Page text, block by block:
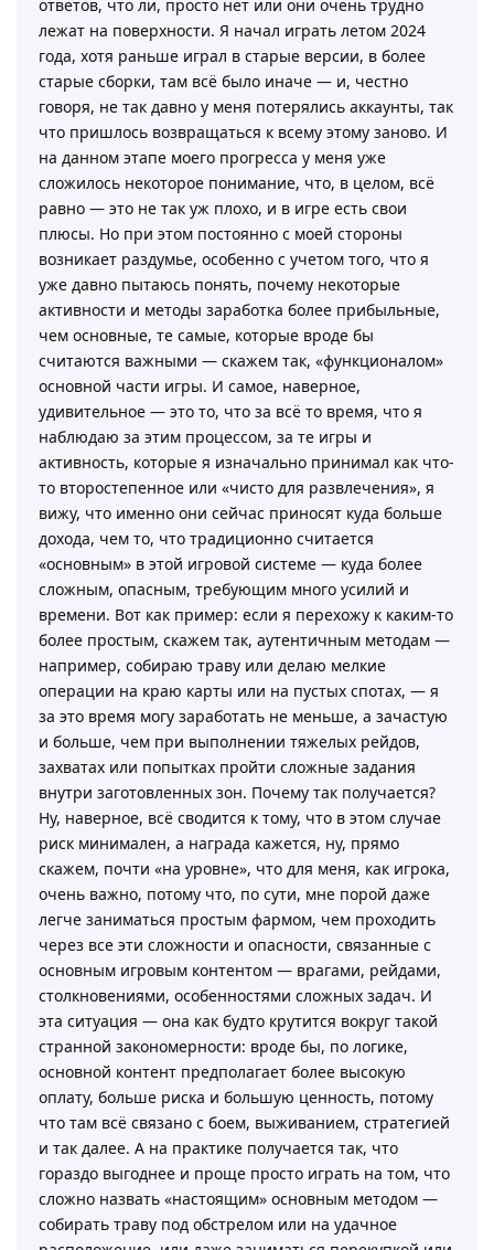
ответов, что ли, просто нет или они очень трудно
лежат на поверхности. Я начал играть летом 2024
года, хотя раньше играл в старые версии, в более
старые сборки, там всё было иначе — и, честно
говоря, не так давно у меня потерялись аккаунты, так
что пришлось возвращаться к всему этому заново. И
на данном этапе моего прогресса у меня уже
сложилось некоторое понимание, что, в целом, всё
равно — это не так уж плохо, и в игре есть свои
плюсы. Но при этом постоянно с моей стороны
возникает раздумье, особенно с учетом того, что я
уже давно пытаюсь понять, почему некоторые
активности и методы заработка более прибыльные,
чем основные, те самые, которые вроде бы
считаются важными — скажем так, «функционалом»
основной части игры. И самое, наверное,
удивительное — это то, что за всё то время, что я
наблюдаю за этим процессом, за те игры и
активность, которые я изначально принимал как что-
то второстепенное или «чисто для развлечения», я
вижу, что именно они сейчас приносят куда больше
дохода, чем то, что традиционно считается
«основным» в этой игровой системе — куда более
сложным, опасным, требующим много усилий и
времени. Вот как пример: если я перехожу к каким-то
более простым, скажем так, аутентичным методам —
например, собираю траву или делаю мелкие
операции на краю карты или на пустых спотах, — я
за это время могу заработать не меньше, а зачастую
и больше, чем при выполнении тяжелых рейдов,
захватах или попытках пройти сложные задания
внутри заготовленных зон. Почему так получается?
Ну, наверное, всё сводится к тому, что в этом случае
риск минимален, а награда кажется, ну, прямо
скажем, почти «на уровне», что для меня, как игрока,
очень важно, потому что, по сути, мне порой даже
легче заниматься простым фармом, чем проходить
через все эти сложности и опасности, связанные с
основным игровым контентом — врагами, рейдами,
столкновениями, особенностями сложных задач. И
эта ситуация — она как будто крутится вокруг такой
странной закономерности: вроде бы, по логике,
основной контент предполагает более высокую
оплату, больше риска и большую ценность, потому
что там всё связано с боем, выживанием, стратегией
и так далее. А на практике получается так, что
гораздо выгоднее и проще просто играть на том, что
сложно назвать «настоящим» основным методом —
собирать траву под обстрелом или на удачное